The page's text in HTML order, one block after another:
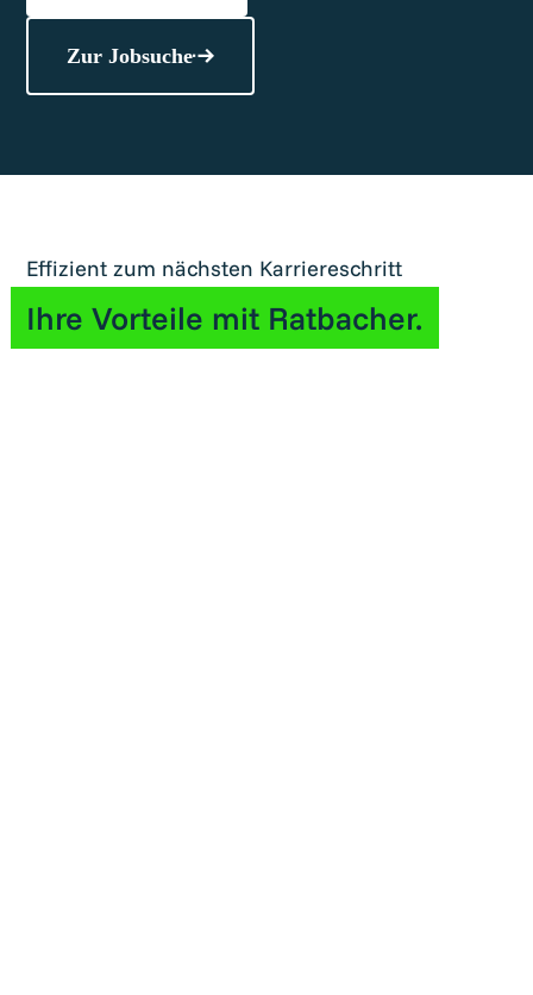
Zur Jobsuche
Effizient zum nächsten Karriereschritt
Ihre Vorteile mit Ratbacher.